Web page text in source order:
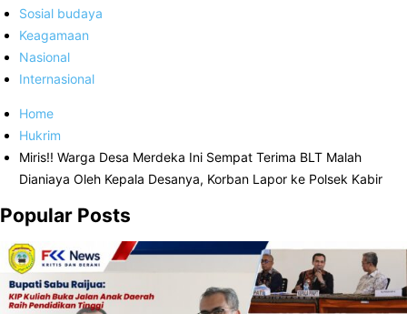
Sosial budaya
Keagamaan
Nasional
Internasional
Home
Hukrim
Miris!! Warga Desa Merdeka Ini Sempat Terima BLT Malah
Dianiaya Oleh Kepala Desanya, Korban Lapor ke Polsek Kabir
Popular Posts